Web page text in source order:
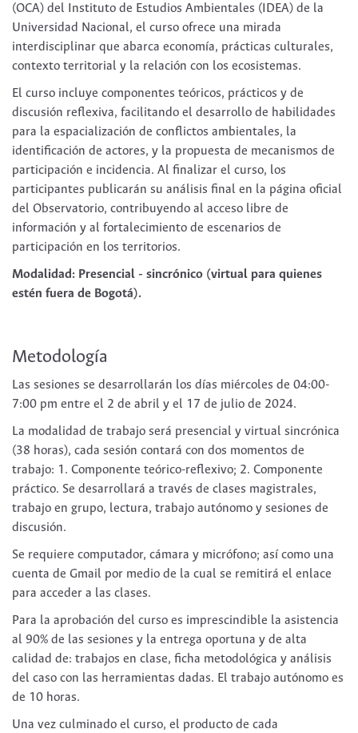
(OCA) del Instituto de Estudios Ambientales (IDEA) de la
Universidad Nacional, el curso ofrece una mirada
interdisciplinar que abarca economía, prácticas culturales,
contexto territorial y la relación con los ecosistemas.
El curso incluye componentes teóricos, prácticos y de
discusión reflexiva, facilitando el desarrollo de habilidades
para la espacialización de conflictos ambientales, la
identificación de actores, y la propuesta de mecanismos de
participación e incidencia. Al finalizar el curso, los
participantes publicarán su análisis final en la página oficial
del Observatorio, contribuyendo al acceso libre de
información y al fortalecimiento de escenarios de
participación en los territorios.
Modalidad: Presencial - sincrónico (virtual para quienes
estén fuera de Bogotá).
Metodología
Las sesiones se desarrollarán los días miércoles de 04:00-
7:00 pm entre el 2 de abril y el 17 de julio de 2024.
La modalidad de trabajo será presencial y virtual sincrónica
(38 horas), cada sesión contará con dos momentos de
trabajo: 1. Componente teórico-reflexivo; 2. Componente
práctico. Se desarrollará a través de clases magistrales,
trabajo en grupo, lectura, trabajo autónomo y sesiones de
discusión.
Se requiere computador, cámara y micrófono; así como una
cuenta de Gmail por medio de la cual se remitirá el enlace
para acceder a las clases.
Para la aprobación del curso es imprescindible la asistencia
al 90% de las sesiones y la entrega oportuna y de alta
calidad de: trabajos en clase, ficha metodológica y análisis
del caso con las herramientas dadas. El trabajo autónomo es
de 10 horas.
Una vez culminado el curso, el producto de cada